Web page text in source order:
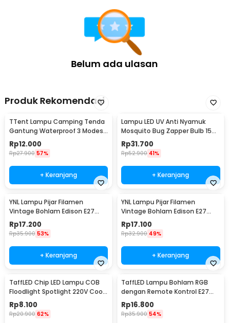
Belum ada ulasan
Produk Rekomendasi
TTent Lampu Camping Tenda
Gantung Waterproof 3 Modes
6000K 1.5W - 5188
Rp12.000
Rp27.900 57%
+ Keranjang
Lampu LED UV Anti Nyamuk
Mosquito Bug Zapper Bulb 15W
E27 Cool White - YC1350
Rp31.700
Rp52.900 41%
+ Keranjang
YNL Lampu Pijar Filamen
Vintage Bohlam Edison E27
40W - ST64
Rp17.200
Rp35.900 53%
+ Keranjang
YNL Lampu Pijar Filamen
Vintage Bohlam Edison E27
60W - ST64
Rp17.100
Rp32.900 49%
+ Keranjang
TaffLED Chip LED Lampu COB
Floodlight Spotlight 220V Cool
White 6000K 50W - COB4060-
AC220-50
Rp8.100
Rp20.900 62%
TaffLED Lampu Bohlam RGB
dengan Remote Kontrol E27
3W - BONDA B2
Rp16.800
Rp35.900 54%